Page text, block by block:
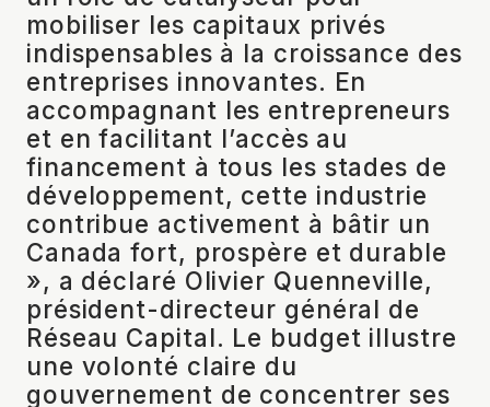
mobiliser les capitaux privés
indispensables à la croissance des
entreprises innovantes. En
accompagnant les entrepreneurs
et en facilitant l’accès au
financement à tous les stades de
développement, cette industrie
contribue activement à bâtir un
Canada fort, prospère et durable
», a déclaré Olivier Quenneville,
président-directeur général de
Réseau Capital. Le budget illustre
une volonté claire du
gouvernement de concentrer ses